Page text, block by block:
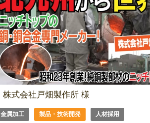
株式会社戸畑製作所 様
金属加工 製品・技術開発 人材採用